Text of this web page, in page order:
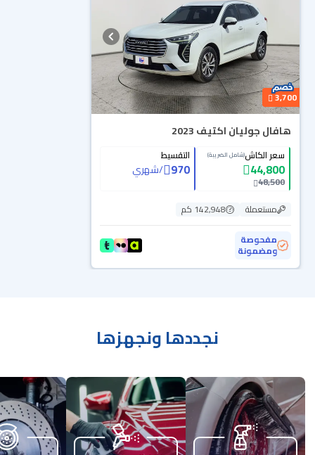
3,700
هافال جوليان اكتيف 2023
سعر الكاش(شامل الضريبة)
44,800
48,500
التقسيط
970
/شهري
مستعملة
142,948 كم
مفحوصة
ومضمونة
نجددها ونجهزها